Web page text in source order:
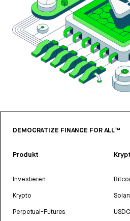
DEMOCRATIZE FINANCE FOR ALL™
Produkt
Investieren
Krypto
Perpetual-Futures